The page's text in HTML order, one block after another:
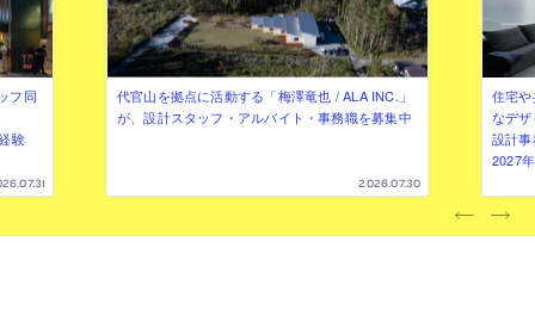
フ同
験
代官山を拠点に活動する「梅澤竜也 / ALA INC.」
が、設計スタッフ・アルバイト・事務職を募集中
2026.07.30
住宅
なデ
設計
2027